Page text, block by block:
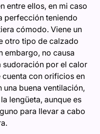
entre ellos, en mi caso
perfección teniendo
cómodo. Viene un
otro tipo de calzado
embargo, no causa
sudoración por el calor
cuenta con orificios en
una buena ventilación,
lengüeta, aunque es
para llevar a cabo